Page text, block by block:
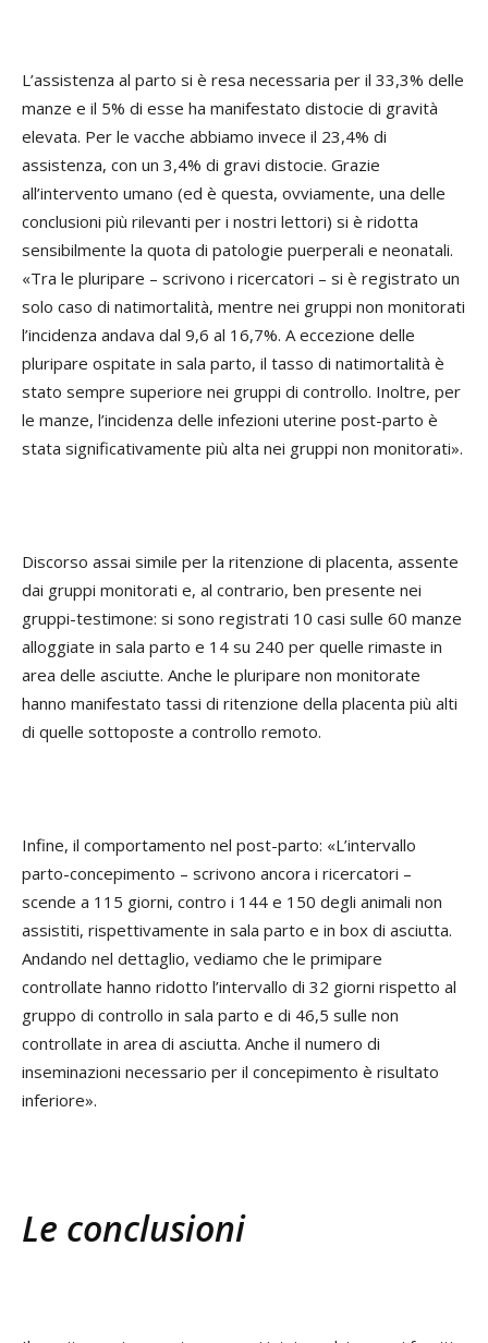
L’assistenza al parto si è resa necessaria per il 33,3% delle
manze e il 5% di esse ha manifestato distocie di gravità
elevata. Per le vacche abbiamo invece il 23,4% di
assistenza, con un 3,4% di gravi distocie. Grazie
all’intervento umano (ed è questa, ovviamente, una delle
conclusioni più rilevanti per i nostri lettori) si è ridotta
sensibilmente la quota di patologie puerperali e neonatali.
«Tra le pluripare – scrivono i ricercatori – si è registrato un
solo caso di natimortalità, mentre nei gruppi non monitorati
l’incidenza andava dal 9,6 al 16,7%. A eccezione delle
pluripare ospitate in sala parto, il tasso di natimortalità è
stato sempre superiore nei gruppi di controllo. Inoltre, per
le manze, l’incidenza delle infezioni uterine post-parto è
stata significativamente più alta nei gruppi non monitorati».
Discorso assai simile per la ritenzione di placenta, assente
dai gruppi monitorati e, al contrario, ben presente nei
gruppi-testimone: si sono registrati 10 casi sulle 60 manze
alloggiate in sala parto e 14 su 240 per quelle rimaste in
area delle asciutte. Anche le pluripare non monitorate
hanno manifestato tassi di ritenzione della placenta più alti
di quelle sottoposte a controllo remoto.
Infine, il comportamento nel post-parto: «L’intervallo
parto-concepimento – scrivono ancora i ricercatori –
scende a 115 giorni, contro i 144 e 150 degli animali non
assistiti, rispettivamente in sala parto e in box di asciutta.
Andando nel dettaglio, vediamo che le primipare
controllate hanno ridotto l’intervallo di 32 giorni rispetto al
gruppo di controllo in sala parto e di 46,5 sulle non
controllate in area di asciutta. Anche il numero di
inseminazioni necessario per il concepimento è risultato
inferiore».
Le conclusioni